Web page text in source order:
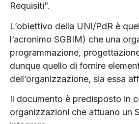
Requisiti”.
L’obiettivo della UNI/PdR è
l’acronimo SGBIM) che una
programmazione,
dunque quello di fornire
dell’organizzazione, sia essa
Il documento è predisposto in
organizzazioni che attuano un